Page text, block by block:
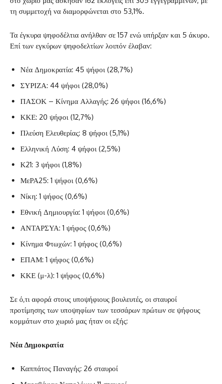
τη συμμετοχή να διαμορφώνεται στο 53,1%.
Τα έγκυρα ψηφοδέλτια ανήλθαν σε 157 ενώ υπήρξαν και 5 άκυρο.
Επί των εγκύρων ψηφοδελτίων λοιπόν έλαβαν:
Νέα Δημοκρατία: 45 ψήφοι (28,7%)
ΣΥΡΙΖΑ: 44 ψήφοι (28,0%)
ΠΑΣΟΚ – Κίνημα Αλλαγής: 26 ψήφοι (16,6%)
ΚΚΕ: 20 ψήφοι (12,7%)
Πλεύση Ελευθερίας: 8 ψήφοι (5,1%)
Ελληνική Λύση: 4 ψήφοι (2,5%)
Κ21: 3 ψήφοι (1,8%)
ΜεΡΑ25: 1 ψήφοι (0,6%)
Νίκη: 1 ψήφος (0,6%)
Εθνική Δημιουργία: 1 ψήφοι (0,6%)
ΑΝΤΑΡΣΥΑ: 1 ψήφος (0,6%)
Κίνημα Φτωχών: 1 ψήφος (0,6%)
ΕΠΑΜ: 1 ψήφος (0,6%)
ΚΚΕ (μ-λ): 1 ψήφος (0,6%)
Σε ό,τι αφορά στους υποψήφιους βουλευτές, οι σταυροί
προτίμησης των υποψηφίων των τεσσάρων πρώτων σε ψήφους
κομμάτων στο χωριό μας ήταν οι εξής:
Νέα Δημοκρατία
Καππάτος Παναγής: 26 σταυροί